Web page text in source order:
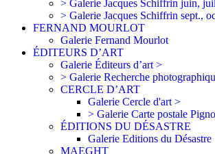
> Galerie Jacques Schiffrin juin,
> Galerie Jacques Schiffrin sept.,
FERNAND MOURLOT
Galerie Fernand Mourlot
ÉDITEURS D’ART
Galerie Éditeurs d’art >
> Galerie Recherche
CERCLE D’ART
Galerie Cercle d'art >
> Galerie Carte postale
ÉDITIONS DU DÉSASTRE
Galerie Editions du Désastre
MAEGHT